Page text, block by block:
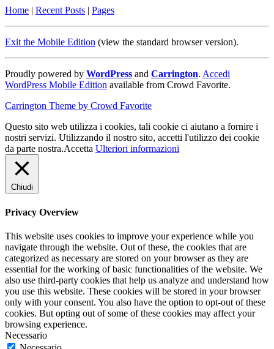
Home | Recent Posts | Pages
Exit the Mobile Edition (view the standard browser version).
Proudly powered by WordPress and Carrington. Accedi
WordPress Mobile Edition available from Crowd Favorite.
Carrington Theme by Crowd Favorite
Questo sito web utilizza i cookies, tali cookie ci aiutano a fornire i
nostri servizi. Utilizzando il nostro sito, accetti l'utilizzo dei cookie
da parte nostra.Accetta Ulteriori informazioni
Chiudi
Privacy Overview
This website uses cookies to improve your experience while you
navigate through the website. Out of these, the cookies that are
categorized as necessary are stored on your browser as they are
essential for the working of basic functionalities of the website. We
also use third-party cookies that help us analyze and understand how
you use this website. These cookies will be stored in your browser
only with your consent. You also have the option to opt-out of these
cookies. But opting out of some of these cookies may affect your
browsing experience.
Necessario